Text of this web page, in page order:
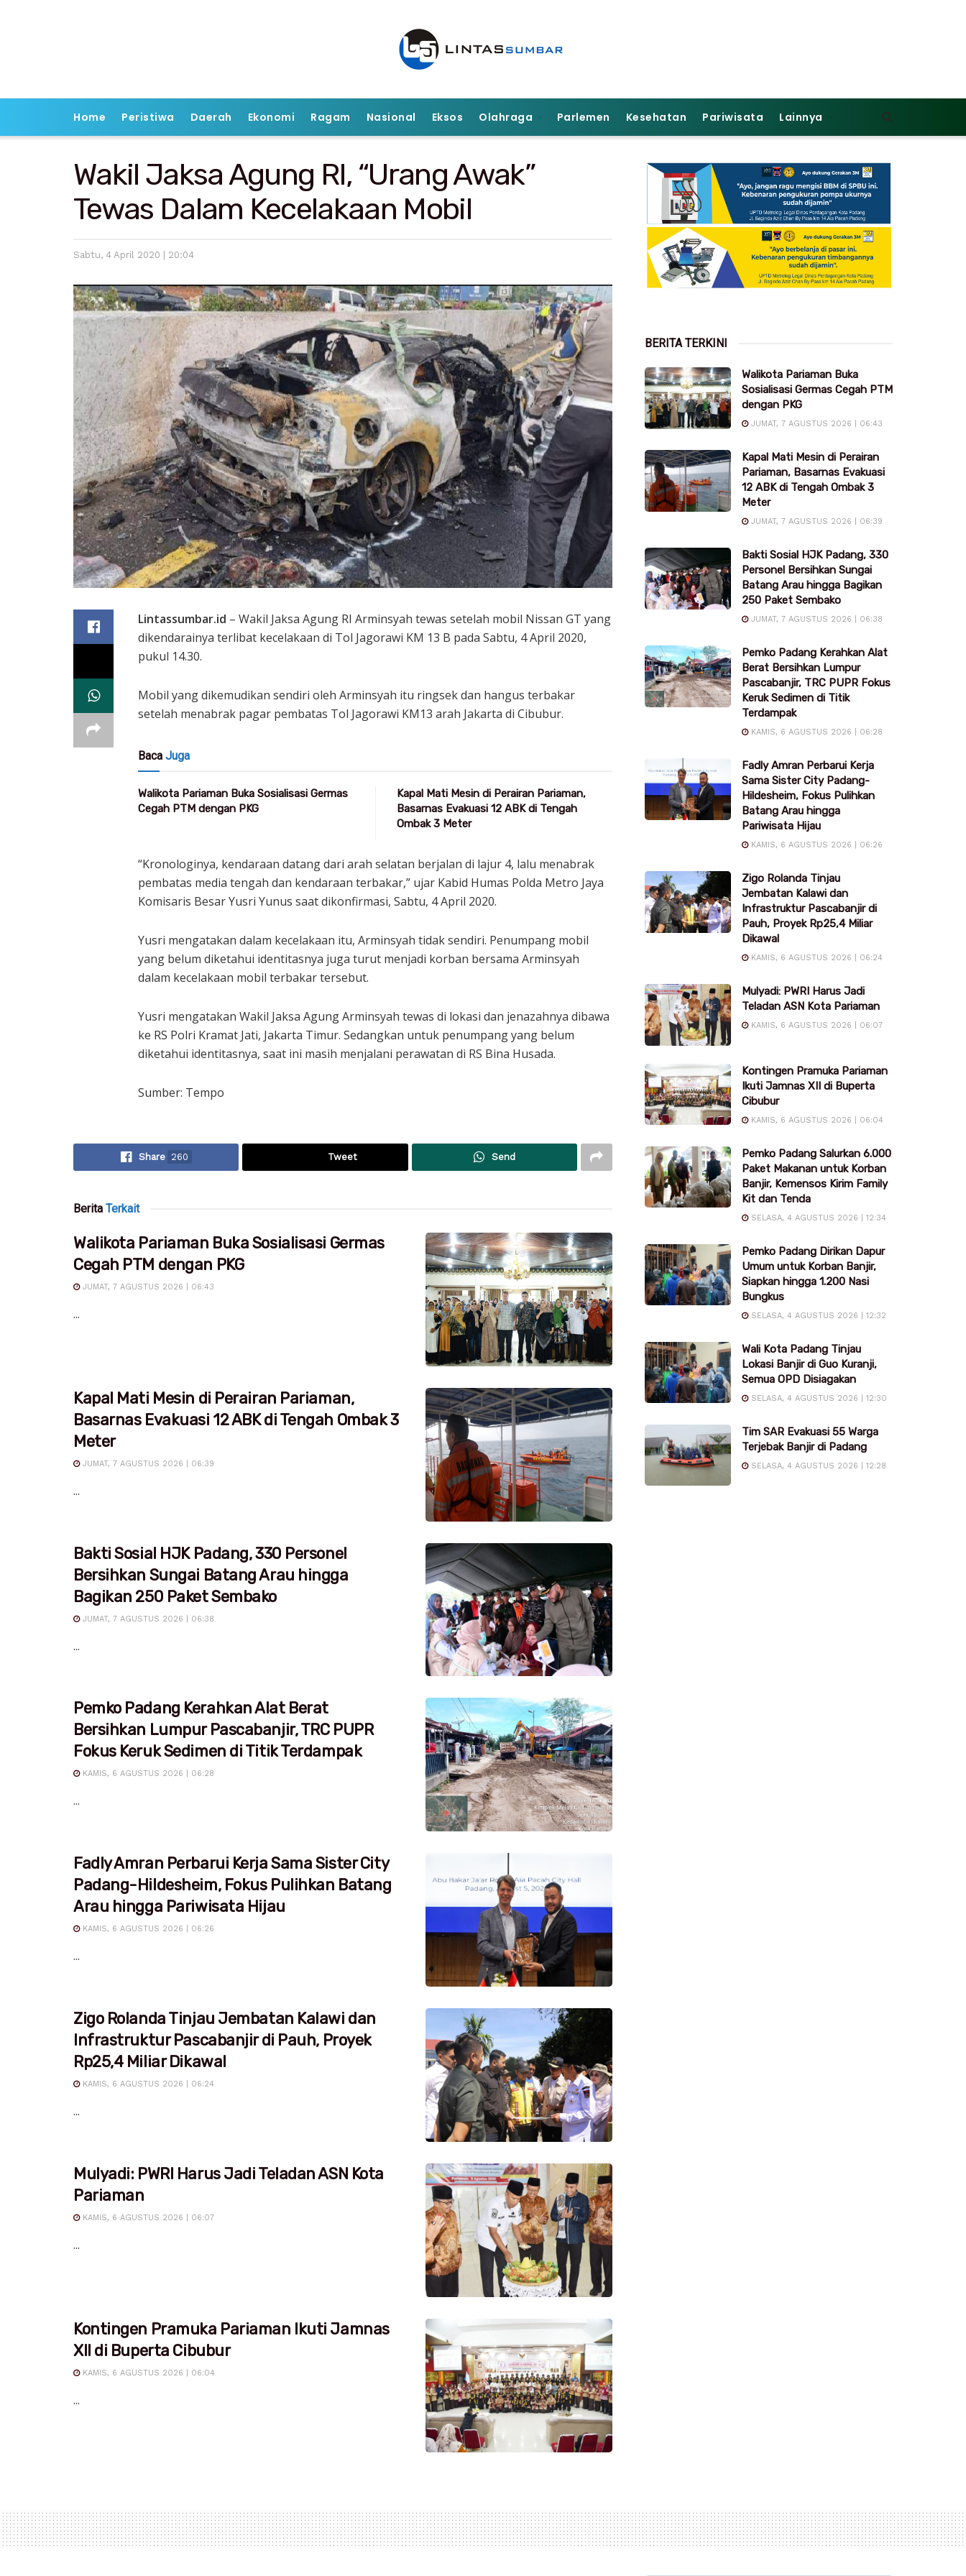
Home Peristiwa Daerah Ekonomi Ragam Nasional Eksos Olahraga Parlemen Kesehatan Pariwisata Lainnya
Wakil Jaksa Agung RI, “Urang Awak”
Tewas Dalam Kecelakaan Mobil
Sabtu, 4 April 2020 | 20:04
Lintassumbar.id – Wakil Jaksa Agung RI Arminsyah tewas setelah mobil Nissan GT yang
dikendarainya terlibat kecelakaan di Tol Jagorawi KM 13 B pada Sabtu, 4 April 2020,
pukul 14.30.
Mobil yang dikemudikan sendiri oleh Arminsyah itu ringsek dan hangus terbakar
setelah menabrak pagar pembatas Tol Jagorawi KM13 arah Jakarta di Cibubur.
Baca Juga
Walikota Pariaman Buka Sosialisasi Germas
Cegah PTM dengan PKG
Kapal Mati Mesin di Perairan Pariaman,
Basarnas Evakuasi 12 ABK di Tengah
Ombak 3 Meter
“Kronologinya, kendaraan datang dari arah selatan berjalan di lajur 4, lalu menabrak
pembatas media tengah dan kendaraan terbakar,” ujar Kabid Humas Polda Metro Jaya
Komisaris Besar Yusri Yunus saat dikonfirmasi, Sabtu, 4 April 2020.
Yusri mengatakan dalam kecelakaan itu, Arminsyah tidak sendiri. Penumpang mobil
yang belum diketahui identitasnya juga turut menjadi korban bersama Arminsyah
dalam kecelakaan mobil terbakar tersebut.
Yusri mengatakan Wakil Jaksa Agung Arminsyah tewas di lokasi dan jenazahnya dibawa
ke RS Polri Kramat Jati, Jakarta Timur. Sedangkan untuk penumpang yang belum
diketahui identitasnya, saat ini masih menjalani perawatan di RS Bina Husada.
Sumber: Tempo
Share 260 Tweet Send
Berita Terkait
Walikota Pariaman Buka Sosialisasi Germas
Cegah PTM dengan PKG
JUMAT, 7 AGUSTUS 2026 | 06:43
...
Kapal Mati Mesin di Perairan Pariaman,
Basarnas Evakuasi 12 ABK di Tengah Ombak 3
Meter
JUMAT, 7 AGUSTUS 2026 | 06:39
...
Bakti Sosial HJK Padang, 330 Personel
Bersihkan Sungai Batang Arau hingga
Bagikan 250 Paket Sembako
JUMAT, 7 AGUSTUS 2026 | 06:38
...
Pemko Padang Kerahkan Alat Berat
Bersihkan Lumpur Pascabanjir, TRC PUPR
Fokus Keruk Sedimen di Titik Terdampak
KAMIS, 6 AGUSTUS 2026 | 06:28
...
Fadly Amran Perbarui Kerja Sama Sister City
Padang-Hildesheim, Fokus Pulihkan Batang
Arau hingga Pariwisata Hijau
KAMIS, 6 AGUSTUS 2026 | 06:26
...
Zigo Rolanda Tinjau Jembatan Kalawi dan
Infrastruktur Pascabanjir di Pauh, Proyek
Rp25,4 Miliar Dikawal
KAMIS, 6 AGUSTUS 2026 | 06:24
...
Mulyadi: PWRI Harus Jadi Teladan ASN Kota
Pariaman
KAMIS, 6 AGUSTUS 2026 | 06:07
...
Kontingen Pramuka Pariaman Ikuti Jamnas
XII di Buperta Cibubur
KAMIS, 6 AGUSTUS 2026 | 06:04
...
BERITA TERKINI
Walikota Pariaman Buka
Sosialisasi Germas Cegah PTM
dengan PKG
JUMAT, 7 AGUSTUS 2026 | 06:43
Kapal Mati Mesin di Perairan
Pariaman, Basarnas Evakuasi
12 ABK di Tengah Ombak 3
Meter
JUMAT, 7 AGUSTUS 2026 | 06:39
Bakti Sosial HJK Padang, 330
Personel Bersihkan Sungai
Batang Arau hingga Bagikan
250 Paket Sembako
JUMAT, 7 AGUSTUS 2026 | 06:38
Pemko Padang Kerahkan Alat
Berat Bersihkan Lumpur
Pascabanjir, TRC PUPR Fokus
Keruk Sedimen di Titik
Terdampak
KAMIS, 6 AGUSTUS 2026 | 06:28
Fadly Amran Perbarui Kerja
Sama Sister City Padang-
Hildesheim, Fokus Pulihkan
Batang Arau hingga
Pariwisata Hijau
KAMIS, 6 AGUSTUS 2026 | 06:26
Zigo Rolanda Tinjau
Jembatan Kalawi dan
Infrastruktur Pascabanjir di
Pauh, Proyek Rp25,4 Miliar
Dikawal
KAMIS, 6 AGUSTUS 2026 | 06:24
Mulyadi: PWRI Harus Jadi
Teladan ASN Kota Pariaman
KAMIS, 6 AGUSTUS 2026 | 06:07
Kontingen Pramuka Pariaman
Ikuti Jamnas XII di Buperta
Cibubur
KAMIS, 6 AGUSTUS 2026 | 06:04
Pemko Padang Salurkan 6.000
Paket Makanan untuk Korban
Banjir, Kemensos Kirim Family
Kit dan Tenda
SELASA, 4 AGUSTUS 2026 | 12:34
Pemko Padang Dirikan Dapur
Umum untuk Korban Banjir,
Siapkan hingga 1.200 Nasi
Bungkus
SELASA, 4 AGUSTUS 2026 | 12:32
Wali Kota Padang Tinjau
Lokasi Banjir di Guo Kuranji,
Semua OPD Disiagakan
SELASA, 4 AGUSTUS 2026 | 12:30
Tim SAR Evakuasi 55 Warga
Terjebak Banjir di Padang
SELASA, 4 AGUSTUS 2026 | 12:28